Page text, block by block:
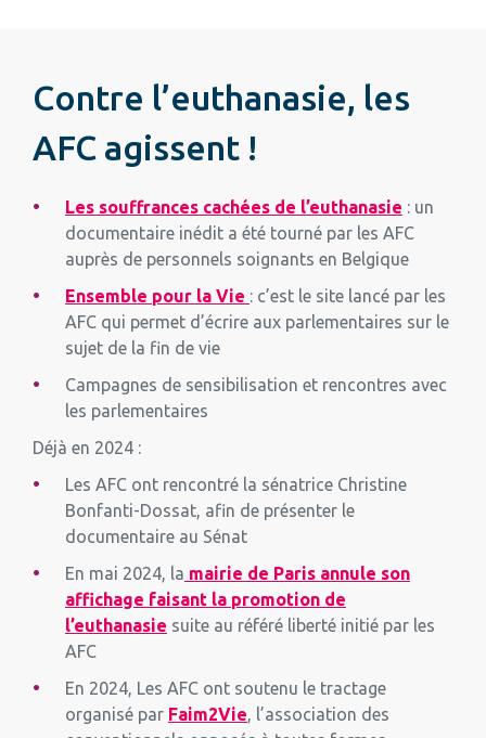
Contre l’euthanasie, les
AFC agissent !
Les souffrances cachées de l’euthanasie : un
documentaire inédit a été tourné par les AFC
auprès de personnels soignants en Belgique
Ensemble pour la Vie : c’est le site lancé par les
AFC qui permet d’écrire aux parlementaires sur le
sujet de la fin de vie
Campagnes de sensibilisation et rencontres avec
les parlementaires
Déjà en 2024 :
Les AFC ont rencontré la sénatrice Christine
Bonfanti-Dossat, afin de présenter le
documentaire au Sénat
En mai 2024, la mairie de Paris annule son
affichage faisant la promotion de
l’euthanasie suite au référé liberté initié par les
AFC
En 2024, Les AFC ont soutenu le tractage
organisé par Faim2Vie, l’association des